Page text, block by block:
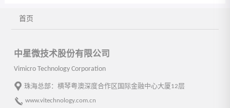
首页
中星微技术股份有限公司
Vimicro Technology Corporation
珠海总部：横琴粤澳深度合作区国际金融中心大厦12层
www.vitechnology.com.cn